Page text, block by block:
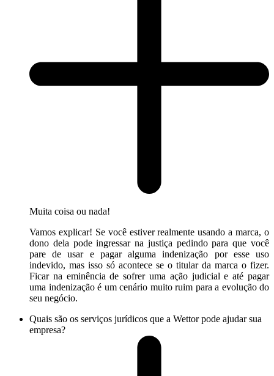
Muita coisa ou nada!
Vamos explicar! Se você estiver realmente usando a marca, o
dono dela pode ingressar na justiça pedindo para que você
pare de usar e pagar alguma indenização por esse uso
indevido, mas isso só acontece se o titular da marca o fizer.
Ficar na eminência de sofrer uma ação judicial e até pagar
uma indenização é um cenário muito ruim para a evolução do
seu negócio.
Quais são os serviços jurídicos que a Wettor pode ajudar sua
empresa?